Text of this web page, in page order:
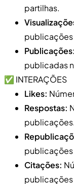
partilhas.
Publicações:
publicadas
✅ INTERAÇÕES
Likes:
Respostas:
publicações.
Citações:
publicações